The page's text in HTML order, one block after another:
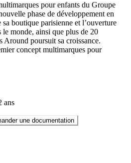
pour enfants du Groupe
phase de développement en
boutique parisienne et l’ouverture
le monde, ainsi que plus de 20
poursuit sa croissance.
concept multimarques pour
ans
une documentation